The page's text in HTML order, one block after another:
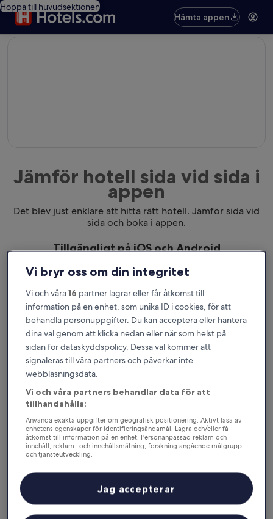
Hoppa till huvudsektionen
Hämta appen
Jämför hotell sida vid sida i
appen
Det blev just enklare att hitta rätt hotell. Jämför sida vid
sida och boka i appen.
Tillgängligt på iOS och Android
Anledningar att hämta vår app
Spara ännu mer
Få rabatt på utvalda hotell
Vi bryr oss om din integritet
Vi och våra16 partner lagrar eller får åtkomst till
information på en enhet, som unika ID i cookies, för att
behandla personuppgifter. Du kan acceptera eller hantera
dina val genom att klicka nedan eller när som helst på
sidan för dataskyddspolicy. Dessa val kommer att
signaleras till våra partners och påverkar inte
webbläsningsdata.
Vi och våra partners behandlar data för att
tillhandahålla:
Använda exakta uppgifter om geografisk positionering. Aktivt läsa av
enhetens egenskaper för identifieringsändamål. Lagra och/eller få
åtkomst till information på en enhet. Personanpassad reklam och
innehåll, reklam- och innehållsmätning, forskning angående målgrupp
och tjänsteutveckling.
Jag accepterar